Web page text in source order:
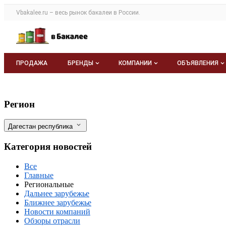
Раздел навигации по сайту vbakalee.ru
Vbakalee.ru – весь рынок бакалеи в России.
Авторизация и меню пользователя
Навигация по разделам сайта vbakalee.ru
ПРОДАЖА БРЕНДЫ КОМПАНИИ ОБЪЯВЛЕНИЯ
В Дагестане откроется первое
Фильтры
Регион
Дагестан республика
Категория новостей
Все
Главные
Региональные
Дальнее зарубежье
Ближнее зарубежье
Новости компаний
Обзоры отрасли